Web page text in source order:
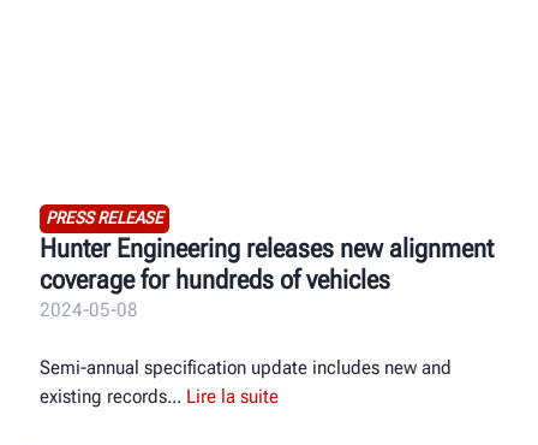
PRESS RELEASE
Hunter Engineering releases new alignment
coverage for hundreds of vehicles
2024-05-08
Semi-annual specification update includes new and
existing records
Lire la suite